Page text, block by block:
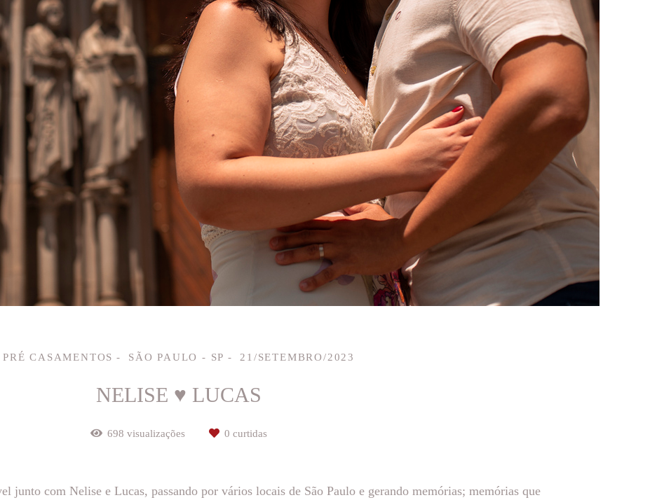
PRÉ CASAMENTOS SÃO PAULO - SP 21/SETEMBRO/2023
NELISE ♥ LUCAS
698 visualizações 0 curtidas
junto com Nelise e Lucas, passando por vários locais de São Paulo e gerando memórias; memórias que